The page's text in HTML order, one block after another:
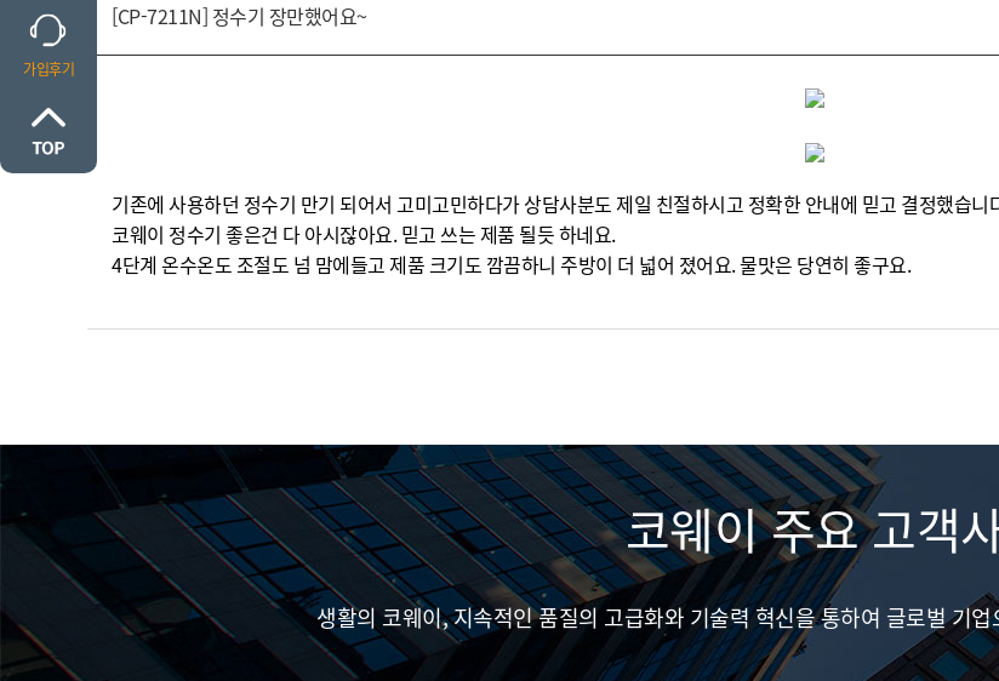
[CP-7211N] 정수기 장만했어요~
기존에 사용하던 정수기 만기 되어서 고미고민하다가 상담사분도 제일 친절하시고 정확한 안내에 믿고 결정했습니
코웨이 정수기 좋은건 다 아시잖아요. 믿고 쓰는 제품 될듯 하네요.
4단계 온수온도 조절도 넘 맘에들고 제품 크기도 깜끔하니 주방이 더 넓어 졌어요. 물맛은 당연히 좋구요.
코웨이 주요 고객
생활의 코웨이, 지속적인 품질의 고급화와 기술력 혁신을 통하여 글로벌 기
가입후기